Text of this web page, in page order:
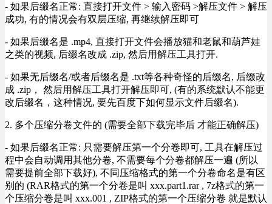
- 如果后缀名正常: 直接打开文件 > 输入密码 >解压文件 > 解压
成功, 有的情况会有双层压缩, 再继续解压即可
- 如果后缀名是 .mp4, 直接打开文件会播放猫和老鼠和葫芦娃
之类的视频, 后缀名改成 .zip, 然后用解压工具打开.
- 如果无后缀名/或者后缀名是 .txt等各种奇怪的后缀名, 后缀改
成 .zip， 然后用解压工具打开解压即可, (有的系统默认不能更
改后缀名，这种情况, 要先百度下如何显示文件后缀名).
2. 多个压缩分卷文件的 (需要全部下载完毕后 才能正确解压)
- 如果后缀名正常: 只需要解压第一个分卷即可, 工具在解压过
程中会自动调用其他分卷, 不需要每个分卷都解压一遍 (所以
需要提前全部下载好), 不同压缩格式的第一个分卷命名是有区
别的 (RAR格式的第一个分卷是叫 xxx.part1.rar , 7z格式的第一
个压缩分卷是叫 xxx.001 , ZIP格式的第一个压缩分卷 就是默认